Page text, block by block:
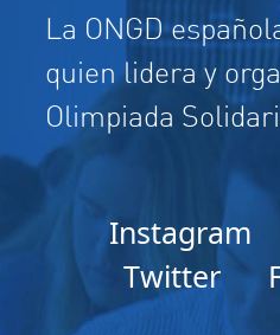
La ONGD
quien lidera y
Olimpiada
Instagram
Twitter